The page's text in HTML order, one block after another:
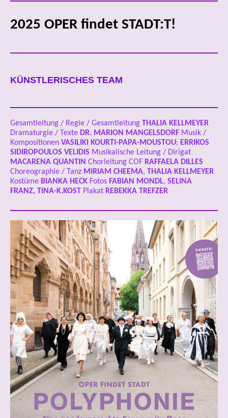
2025 OPER findet STADT:T!
KÜNSTLERISCHES TEAM
Gesamtleitung / Regie / Gesamtleitung THALIA KELLMEYER
Dramaturgie / Texte DR. MARION MANGELSDORF Musik /
Kompositionen VASILIKI KOURTI-PAPA-MOUSTOU; ERRIKOS
SIDIROPOULOS VELIDIS Musikalische Leitung / Dirigat
MACARENA QUANTIN Chorleitung COF RAFFAELA DILLES
Choreographie / Tanz MIRIAM CHEEMA, THALIA KELLMEYER
Kostüme BIANKA HECK Fotos FABIAN MONDL, SELINA
FRANZ, TINA-K.KOST Plakat REBEKKA TREFZER